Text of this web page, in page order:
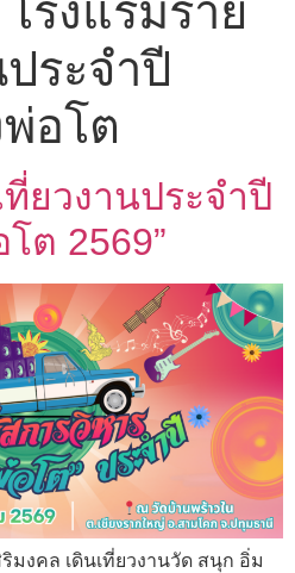
โรงแรมราย
ระจำปี
อโต
ยวงานประจำปี
ต 2569”
มงคล เดินเที่ยวงานวัด สนุก อิ่ม